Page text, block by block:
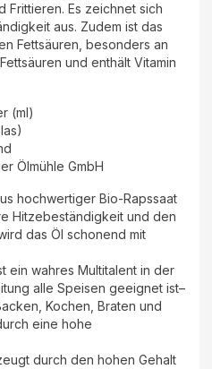
Frittieren. Es zeichnet sich
aus. Zudem ist das
Fettsäuren, besonders an
und enthält Vitamin
(ml)
Ölmühle GmbH
hochwertiger Bio-Rapssaat
Hitzebeständigkeit und den
das Öl schonend mit
ein wahres Multitalent in der
alle Speisen geeignet ist–
Kochen, Braten und
eine hohe
durch den hohen Gehalt